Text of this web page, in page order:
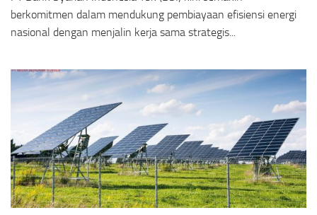
berkomitmen dalam mendukung pembiayaan efisiensi energi
nasional dengan menjalin kerja sama strategis...